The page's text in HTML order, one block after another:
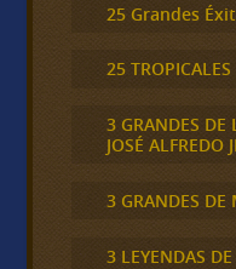
25 Grandes
25 TROPICALES
3 GRANDES
JOSÉ ALFREDO
3 GRANDES DE
3 LEYENDAS